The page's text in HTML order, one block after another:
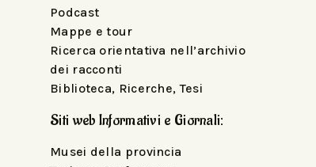
Podcast
Mappe e tour
Ricerca orientativa nell’archivio
dei racconti
Biblioteca, Ricerche, Tesi
Siti web Informativi e Giornali:
Musei della provincia